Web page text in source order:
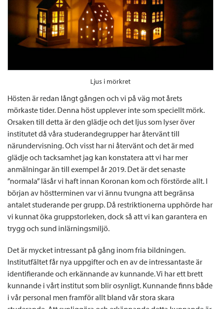
Ljus i mörkret
Hösten är redan långt gången och vi på väg mot årets
mörkaste tider. Denna höst upplever inte som speciellt mörk.
Orsaken till detta är den glädje och det ljus som lyser över
institutet då våra studerandegrupper har återvänt till
närundervisning. Och visst har ni återvänt och det är med
glädje och tacksamhet jag kan konstatera att vi har mer
anmälningar än till exempel år 2019. Det är det senaste
”normala” läsår vi haft innan Koronan kom och förstörde allt. I
början av höstterminen var vi ännu tvungna att begränsa
antalet studerande per grupp. Då restriktionerna upphörde har
vi kunnat öka gruppstorleken, dock så att vi kan garantera en
trygg och sund inlärningsmiljö.
Det är mycket intressant på gång inom fria bildningen.
Institutfältet får nya uppgifter och en av de intressantaste är
identifierande och erkännande av kunnande. Vi har ett brett
kunnande i vårt institut som blir osynligt. Kunnande finns både
i vår personal men framför allt bland vår stora skara